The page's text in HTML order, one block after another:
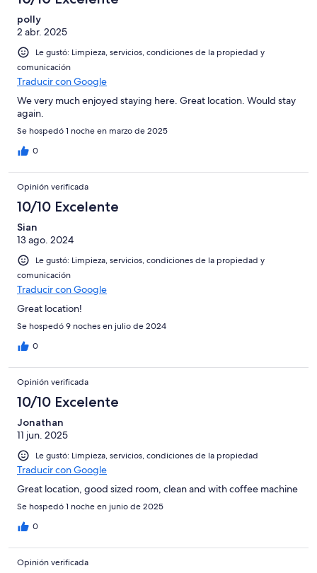
polly
2 abr. 2025
Le gustó: Limpieza, servicios, condiciones de la propiedad y
comunicación
Traducir con Google
We very much enjoyed staying here. Great location. Would stay
again.
Se hospedó 1 noche en marzo de 2025
0
Opinión verificada
10/10 Excelente
Sian
13 ago. 2024
Le gustó: Limpieza, servicios, condiciones de la propiedad y
comunicación
Traducir con Google
Great location!
Se hospedó 9 noches en julio de 2024
0
Opinión verificada
10/10 Excelente
Jonathan
11 jun. 2025
Le gustó: Limpieza, servicios, condiciones de la propiedad
Traducir con Google
Great location, good sized room, clean and with coffee machine
Se hospedó 1 noche en junio de 2025
0
Opinión verificada